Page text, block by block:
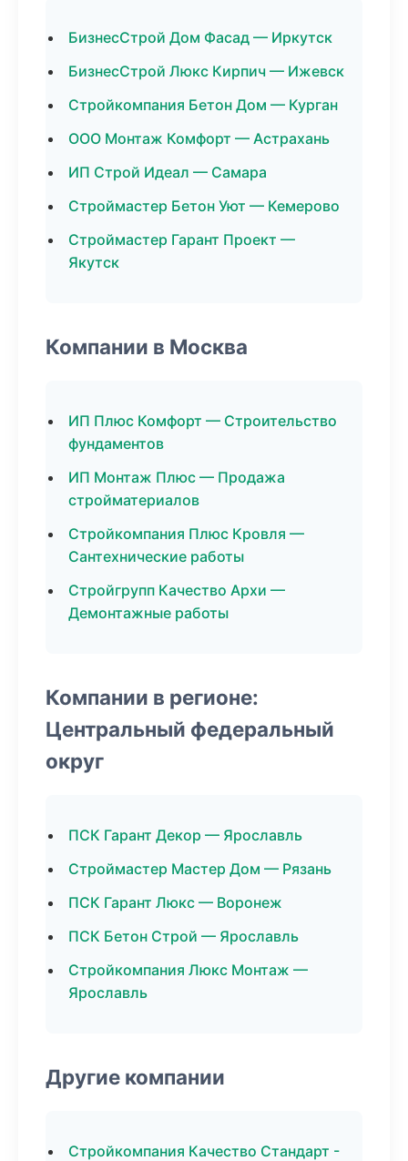
БизнесСтрой Дом Фасад — Иркутск
БизнесСтрой Люкс Кирпич — Ижевск
Стройкомпания Бетон Дом — Курган
ООО Монтаж Комфорт — Астрахань
ИП Строй Идеал — Самара
Строймастер Бетон Уют — Кемерово
Строймастер Гарант Проект —
Якутск
Компании в Москва
ИП Плюс Комфорт — Строительство
фундаментов
ИП Монтаж Плюс — Продажа
стройматериалов
Стройкомпания Плюс Кровля —
Сантехнические работы
Стройгрупп Качество Архи —
Демонтажные работы
Компании в регионе:
Центральный федеральный
округ
ПСК Гарант Декор — Ярославль
Строймастер Мастер Дом — Рязань
ПСК Гарант Люкс — Воронеж
ПСК Бетон Строй — Ярославль
Стройкомпания Люкс Монтаж —
Ярославль
Другие компании
Стройкомпания Качество Стандарт -